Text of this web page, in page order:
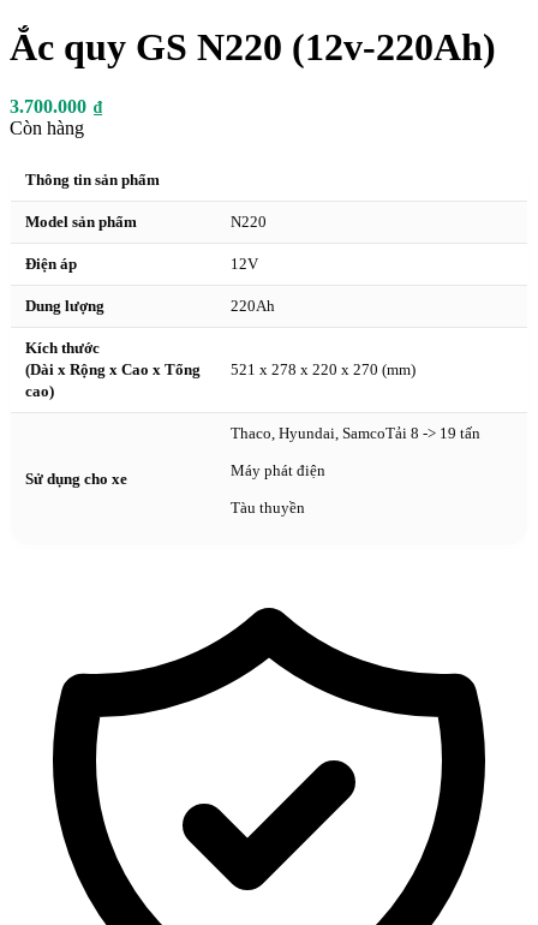
Ắc quy GS N220 (12v-220Ah)
3.700.000 ₫
Còn hàng
Thông tin sản phẩm
Model sản phẩm N220
Điện áp 12V
Dung lượng 220Ah
Kích thước
(Dài x Rộng x Cao x Tổng
cao)
521 x 278 x 220 x 270 (mm)
Sử dụng cho xe
Thaco, Hyundai, SamcoTải 8 -> 19 tấn
Máy phát điện
Tàu thuyền